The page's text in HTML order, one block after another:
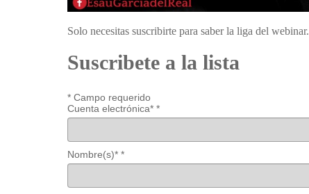
Solo necesitas suscribirte para saber la liga del webinar.
Suscribete a la lista
* Campo requerido
Cuenta electrónica* *
Nombre(s)* *